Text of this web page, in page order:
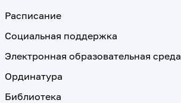
Расписание
Социальная поддержка
Электронная образовательная среда
Ординатура
Библиотека